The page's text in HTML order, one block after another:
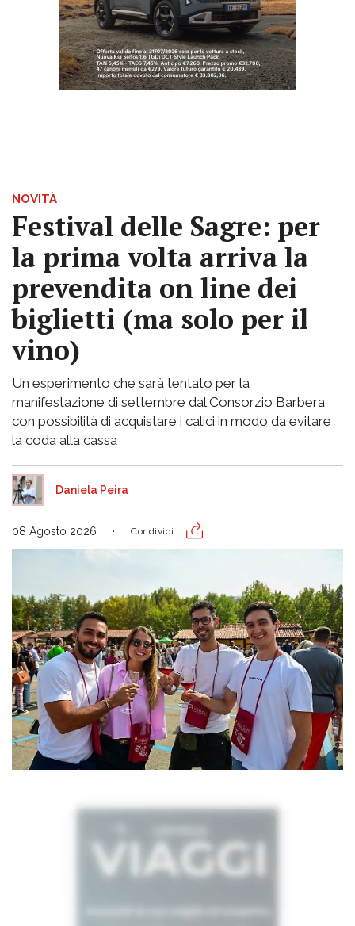
NOVITÀ
Festival delle Sagre: per
la prima volta arriva la
prevendita on line dei
biglietti (ma solo per il
vino)
Un esperimento che sarà tentato per la
manifestazione di settembre dal Consorzio Barbera
con possibilità di acquistare i calici in modo da evitare
la coda alla cassa
Daniela Peira
08 Agosto 2026 Condividi